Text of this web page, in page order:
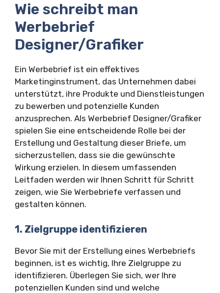
Wie schreibt man
Werbebrief
Designer/Grafiker
Ein Werbebrief ist ein effektives
Marketinginstrument, das Unternehmen dabei
unterstützt, ihre Produkte und Dienstleistungen
zu bewerben und potenzielle Kunden
anzusprechen. Als Werbebrief Designer/Grafiker
spielen Sie eine entscheidende Rolle bei der
Erstellung und Gestaltung dieser Briefe, um
sicherzustellen, dass sie die gewünschte
Wirkung erzielen. In diesem umfassenden
Leitfaden werden wir Ihnen Schritt für Schritt
zeigen, wie Sie Werbebriefe verfassen und
gestalten können.
1. Zielgruppe identifizieren
Bevor Sie mit der Erstellung eines Werbebriefs
beginnen, ist es wichtig, Ihre Zielgruppe zu
identifizieren. Überlegen Sie sich, wer Ihre
potenziellen Kunden sind und welche